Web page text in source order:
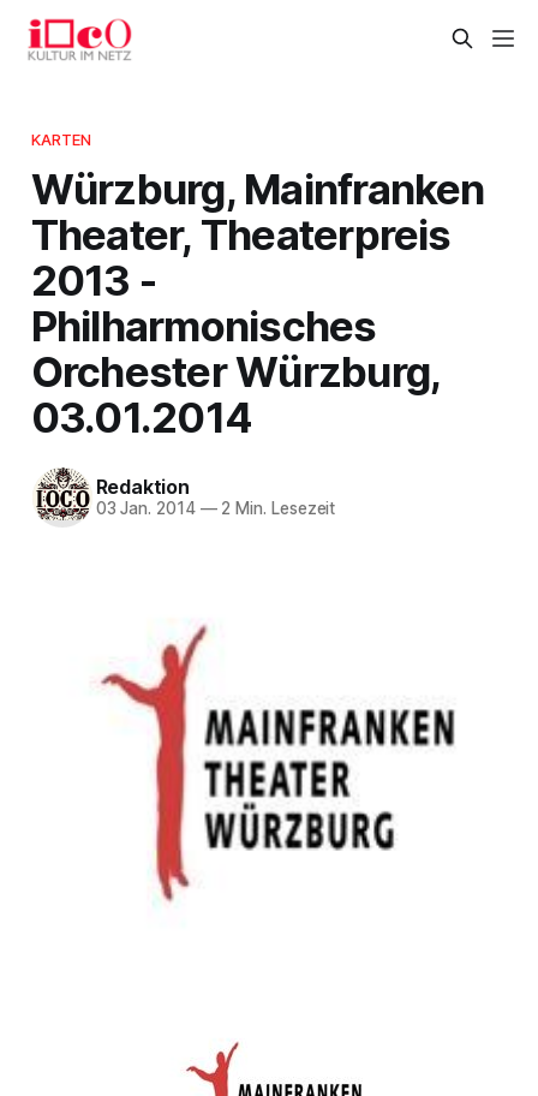
KARTEN
Würzburg, Mainfranken
Theater, Theaterpreis
2013 -
Philharmonisches
Orchester Würzburg,
03.01.2014
Redaktion
03 Jan. 2014 —2 Min. Lesezeit